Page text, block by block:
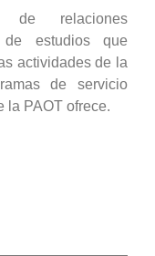
relaciones
de estudios que
actividades de la
de servicio
la PAOT ofrece.